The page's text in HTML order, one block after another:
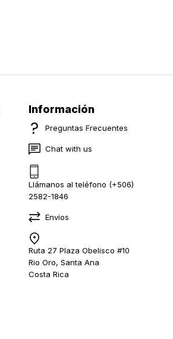
Información
Preguntas Frecuentes
Chat with us
Llámanos al teléfono (+506)
2582-1846
Envíos
Ruta 27 Plaza Obelisco #10
Rio Oro, Santa Ana
Costa Rica